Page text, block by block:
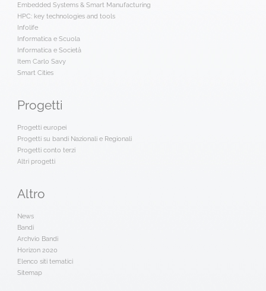
Embedded Systems & Smart Manufacturing
HPC: key technologies and tools
Infolife
Informatica e Scuola
Informatica e Società
Item Carlo Savy
Smart Cities
Progetti
Progetti europei
Progetti su bandi Nazionali e Regionali
Progetti conto terzi
Altri progetti
Altro
News
Bandi
Archvio Bandi
Horizon 2020
Elenco siti tematici
Sitemap